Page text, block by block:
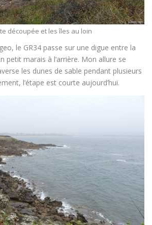
découpée et les îles au loin
le GR34 passe sur une digue entre la
petit marais à l’arrière. Mon allure se
les dunes de sable pendant plusieurs
l’étape est courte aujourd’hui.